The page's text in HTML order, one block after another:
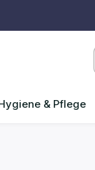
& Pflege